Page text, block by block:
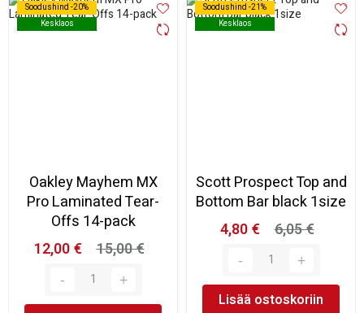
Soodushind -20%
Kesklaos
Soodushind -20%
Kesklaos
Oakley Mayhem MX
Pro Laminated Tear-
Offs 14-pack
12,00 €
15,00 €
Soodushind -21%
Kesklaos
Soodushind -21%
Kesklaos
Scott Prospect Top and
Bottom Bar black 1size
4,80 €
6,05 €
Lisää ostoskoriin